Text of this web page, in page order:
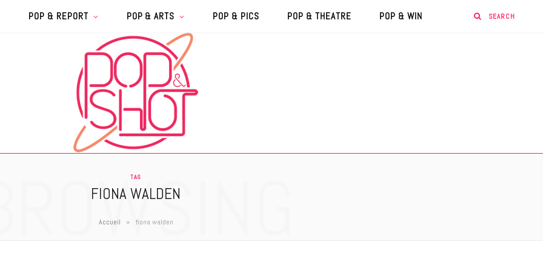
POP & REPORT POP & ARTS POP & PICS POP & THEATRE POP & WIN
TAG
FIONA WALDEN
Accueil » fiona walden